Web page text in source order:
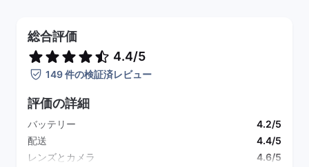
総合評価
4.4/5
149 件の検証済レビュー
評価の詳細
バッテリー
4.2/5
配送
4.4/5
レンズとカメラ
4.6/5